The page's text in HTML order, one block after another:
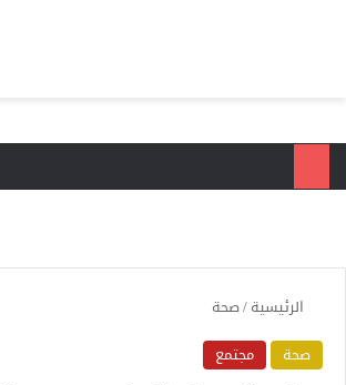
الرئيسية/صحة
صحة
مجتمع